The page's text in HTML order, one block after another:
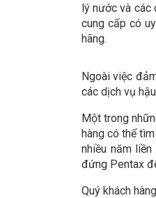
lý nước và các
cung cấp có
hãng.
Ngoài việc
các dịch vụ
Một trong
hàng có thể
nhiều năm
đứng Pentax
Quý khách